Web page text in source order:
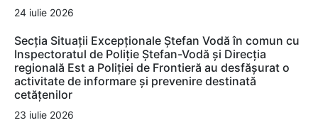
24 iulie 2026
Secția Situații Excepționale Ștefan Vodă în comun cu
Inspectoratul de Poliție Ștefan-Vodă și Direcția
regională Est a Poliției de Frontieră au desfășurat o
activitate de informare și prevenire destinată
cetățenilor
23 iulie 2026